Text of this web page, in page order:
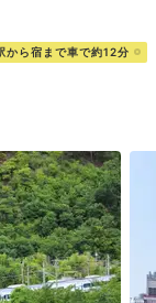
から宿まで車で約12分